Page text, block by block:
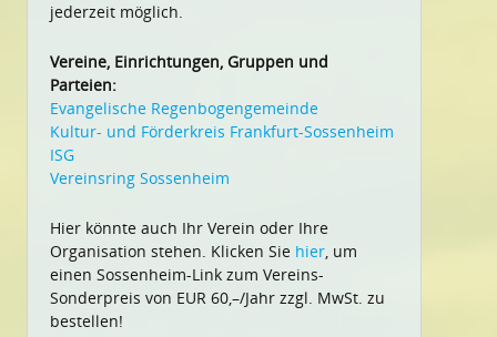
jederzeit möglich.
Vereine, Einrichtungen, Gruppen und
Parteien:
Evangelische Regenbogengemeinde
Kultur- und Förderkreis Frankfurt-Sossenheim
ISG
Vereinsring Sossenheim
Hier könnte auch Ihr Verein oder Ihre
Organisation stehen. Klicken Sie hier, um
einen Sossenheim-Link zum Vereins-
Sonderpreis von EUR 60,–/Jahr zzgl. MwSt. zu
bestellen!